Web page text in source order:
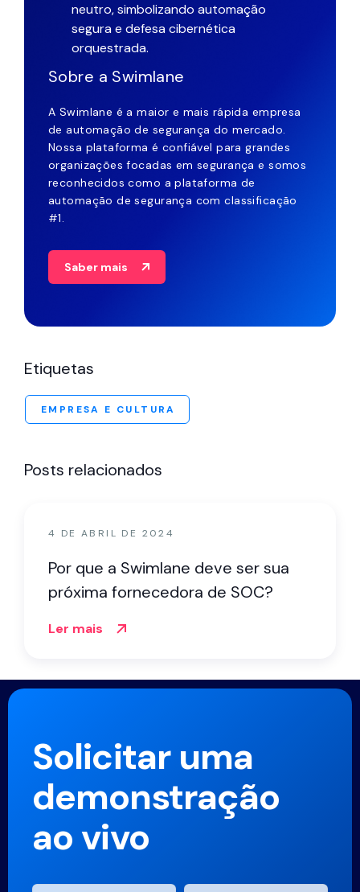
Sobre a Swimlane
A Swimlane é a maior e mais rápida empresa
de automação de segurança do mercado.
Nossa plataforma é confiável para grandes
organizações focadas em segurança e somos
reconhecidos como a plataforma de
automação de segurança com classificação
#1.
Saber mais
Etiquetas
EMPRESA E CULTURA
Posts relacionados
4 DE ABRIL DE 2024
Por que a Swimlane deve ser sua
próxima fornecedora de SOC?
Ler mais
Solicitar uma
demonstração
ao vivo